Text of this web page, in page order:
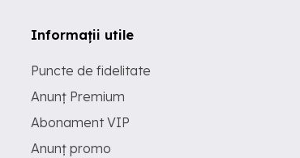
Informații utile
Puncte de fidelitate
Anunț Premium
Abonament VIP
Anunț promo